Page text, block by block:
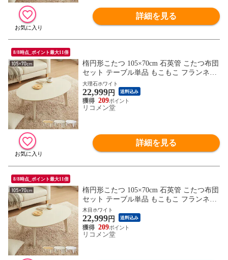
詳細を見る
8/8時点_ポイント最大11倍
楕円形こたつ 105×70cm 石英管 こたつ布団
セット テーブル単品 もこもこ フランネル
こたつテーブル 楕円形 こたつ テーブル ヴ
ィンテージ こたつ 掛け布団 センターテー
ブル【送料無料】
大理石ホワイト
22,999円 送料込み
209
リコメン堂
詳細を見る
8/8時点_ポイント最大11倍
楕円形こたつ 105×70cm 石英管 こたつ布団
セット テーブル単品 もこもこ フランネル
こたつテーブル 楕円形 こたつ テーブル ヴ
ィンテージ こたつ 掛け布団 センターテー
ブル【送料無料】
木目ホワイト
22,999円 送料込み
209
リコメン堂